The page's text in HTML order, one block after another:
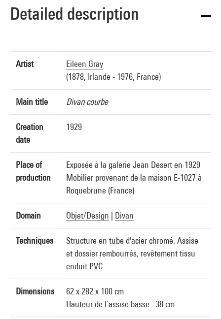
Detailed description
Artist
Eileen Gray
(1878, Irlande - 1976, France)
Main title Divan courbe
Creation
date
1929
Place of
production
Exposée à la galerie Jean Desert en 1929
Mobilier provenant de la maison E-1027 à
Roquebrune (France)
Domain Objet/Design Divan
Techniques
Structure en tube d'acier chromé. Assise
et dossier rembourrés, revêtement tissu
enduit PVC
Dimensions
62 x 282 x 100 cm
Hauteur de l’assise basse : 38 cm